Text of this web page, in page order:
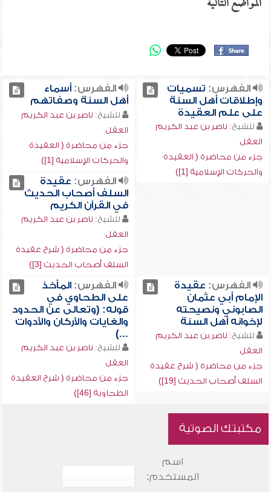
الفهرس: تسميات
وإطلاقات أهل السنة
على علم العقيدة
للشيخ: ناصر بن عبد الكريم
العقل
جزء من محاضرة ( العقيدة
والحركات الإسلامية [1])
الفهرس:أسماء
أهل السنة وصفاتهم
للشيخ: ناصر بن عبد الكريم
العقل
جزء من محاضرة ( العقيدة
والحركات الإسلامية [1])
الفهرس: عقيدة
السلف أصحاب الحديث
في القرآن الكريم
للشيخ: ناصر بن عبد الكريم
العقل
جزء من محاضرة ( شرح عقيدة
السلف أصحاب الحديث [3])
الفهرس: عقيدة
الإمام أبي عثمان
الصابوني ونصيحته
لإخوانه أهل السنة
للشيخ: ناصر بن عبد الكريم
العقل
جزء من محاضرة ( شرح عقيدة
السلف أصحاب الحديث [19])
الفهرس:المأخذ
على الطحاوي في
قوله: (وتعالى عن الحدود
والغايات والأركان والأدوات
...)
للشيخ: ناصر بن عبد الكريم
العقل
جزء من محاضرة ( شرح العقيدة
الطحاوية [46])
مكتبتك الصوتية
اسم
المستخدم: